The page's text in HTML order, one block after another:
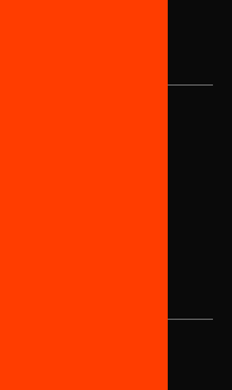
HUB Social